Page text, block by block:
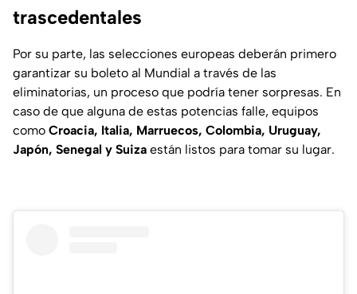
trascedentales
Por su parte, las selecciones europeas deberán primero
garantizar su boleto al Mundial a través de las
eliminatorias, un proceso que podría tener sorpresas. En
caso de que alguna de estas potencias falle, equipos
como Croacia, Italia, Marruecos, Colombia, Uruguay,
Japón, Senegal y Suiza están listos para tomar su lugar.